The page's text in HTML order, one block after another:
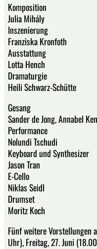
Komposition
Julia Mihály
Inszenierung
Franziska Kronfoth
Ausstattung
Lotta Hench
Dramaturgie
Heili Schwarz-Schütte
Gesang
Sander de Jong, Annabel
Performance
Nolundi Tschudi
Keyboard und Synthesizer
Jason Tran
E-Cello
Niklas Seidl
Drumset
Moritz Koch
Fünf weitere Vorstellungen
Uhr), Freitag, 27. Juni